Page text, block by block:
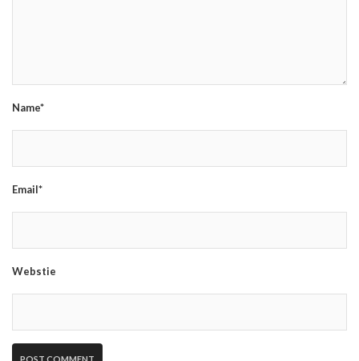
Name*
Email*
Webstie